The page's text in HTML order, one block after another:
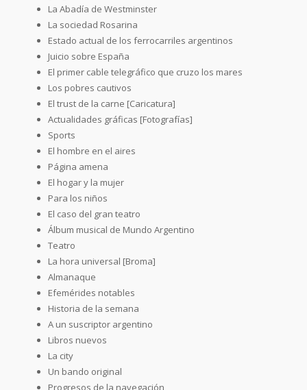
La Abadía de Westminster
La sociedad Rosarina
Estado actual de los ferrocarriles argentinos
Juicio sobre España
El primer cable telegráfico que cruzo los mares
Los pobres cautivos
El trust de la carne [Caricatura]
Actualidades gráficas [Fotografías]
Sports
El hombre en el aires
Página amena
El hogar y la mujer
Para los niños
El caso del gran teatro
Álbum musical de Mundo Argentino
Teatro
La hora universal [Broma]
Almanaque
Efemérides notables
Historia de la semana
A un suscriptor argentino
Libros nuevos
La city
Un bando original
Progresos de la navegación